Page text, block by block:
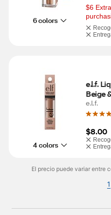
6 colors
$6
4 colors
e.l.f.
Beige
e.l.f.
$8.00
El precio puede variar entre
1